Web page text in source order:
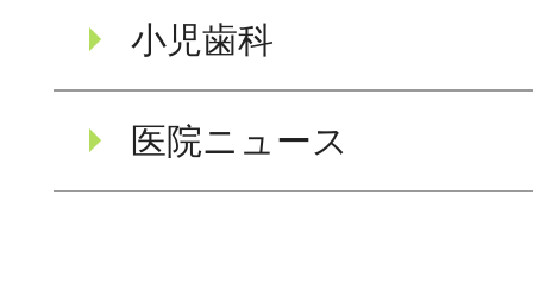
小児歯科
医院ニュース